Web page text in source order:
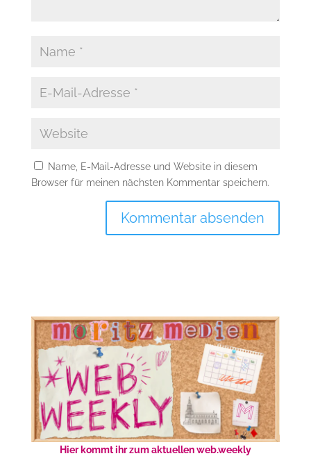
Name, E-Mail-Adresse und Website in diesem
Browser für meinen nächsten Kommentar speichern.
Hier kommt ihr zum aktuellen web.weekly